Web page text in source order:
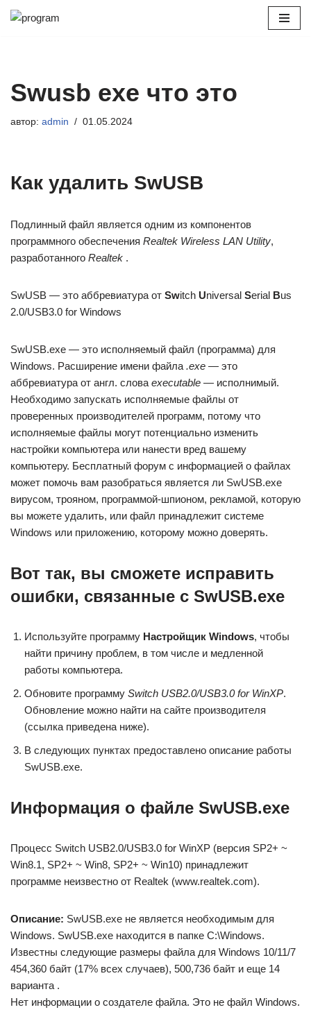
Swusb exe что это
автор: admin 01.05.2024
Как удалить SwUSB
Подлинный файл является одним из компонентов
программного обеспечения Realtek Wireless LAN Utility,
разработанного Realtek .
SwUSB — это аббревиатура от Switch Universal Serial Bus
2.0/USB3.0 for Windows
SwUSB.exe — это исполняемый файл (программа) для
Windows. Расширение имени файла .exe — это
аббревиатура от англ. слова executable — исполнимый.
Необходимо запускать исполняемые файлы от
проверенных производителей программ, потому что
исполняемые файлы могут потенциально изменить
настройки компьютера или нанести вред вашему
компьютеру. Бесплатный форум с информацией о файлах
может помочь вам разобраться является ли SwUSB.exe
вирусом, трояном, программой-шпионом, рекламой, которую
вы можете удалить, или файл принадлежит системе
Windows или приложению, которому можно доверять.
Вот так, вы сможете исправить
ошибки, связанные с SwUSB.exe
Используйте программу Настройщик Windows, чтобы
найти причину проблем, в том числе и медленной
работы компьютера.
Обновите программу Switch USB2.0/USB3.0 for WinXP.
Обновление можно найти на сайте производителя
(ссылка приведена ниже).
В следующих пунктах предоставлено описание работы
SwUSB.exe.
Информация о файле SwUSB.exe
Процесс Switch USB2.0/USB3.0 for WinXP (версия SP2+ ~
Win8.1, SP2+ ~ Win8, SP2+ ~ Win10) принадлежит
программе неизвестно от Realtek (www.realtek.com).
Описание: SwUSB.exe не является необходимым для
Windows. SwUSB.exe находится в папке C:\Windows.
Известны следующие размеры файла для Windows 10/11/7
454,360 байт (17% всех случаев), 500,736 байт и еще 14
варианта .
Нет информации о создателе файла. Это не файл Windows.